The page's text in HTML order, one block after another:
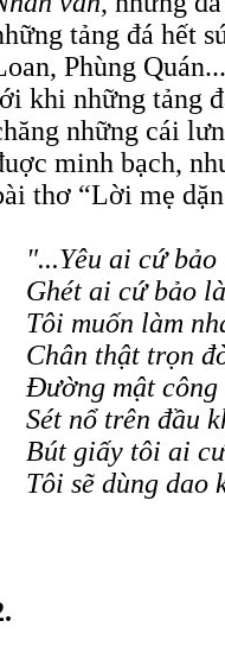
tảng đá hết
Phùng
khi những tảng
những cái
minh bạch,
thơ “Lời mẹ
"...Yêu ai cứ bảo
Ghét ai cứ bảo
Tôi muốn làm
Chân thật trọn
Đường mật
Sét nổ trên đầu
Bút giấy tôi ai
Tôi sẽ dùng dao